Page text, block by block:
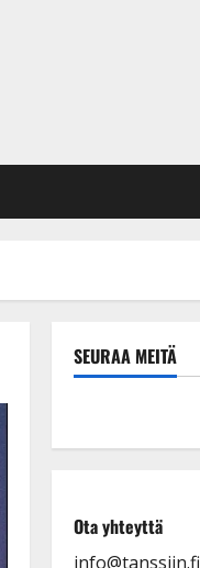
SEURAA MEITÄ
Ota yhteyttä
info@tanssiin.fi